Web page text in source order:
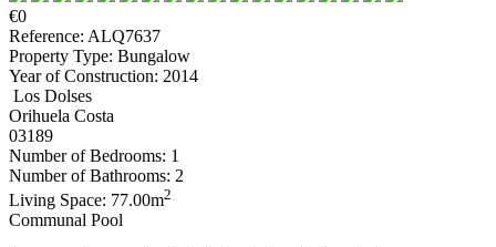
€0
Reference: ALQ7637
Property Type: Bungalow
Year of Construction: 2014
Los Dolses
Orihuela Costa
03189
Number of Bedrooms: 1
Number of Bathrooms: 2
Living Space: 77.00m2
Communal Pool